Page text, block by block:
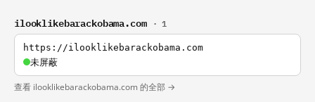
ilooklikebarackobama.com · 1
https://ilooklikebarackobama.com
未屏蔽
查看 ilooklikebarackobama.com 的全部 →